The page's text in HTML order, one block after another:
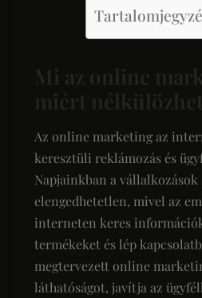
Mi az online
miért
Az online marketing az
keresztüli reklámozás és
Napjainkban a vállalkozások
elengedhetetlen, mivel az
interneten keres
termékeket és lép
megtervezett online
láthatóságot, javítja az